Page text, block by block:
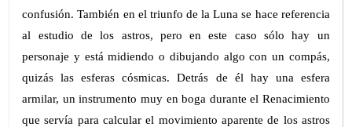
confusión. También en el triunfo de la Luna se hace referencia
al estudio de los astros, pero en este caso sólo hay un
personaje y está midiendo o dibujando algo con un compás,
quizás las esferas cósmicas. Detrás de él hay una esfera
armilar, un instrumento muy en boga durante el Renacimiento
que servía para calcular el movimiento aparente de los astros